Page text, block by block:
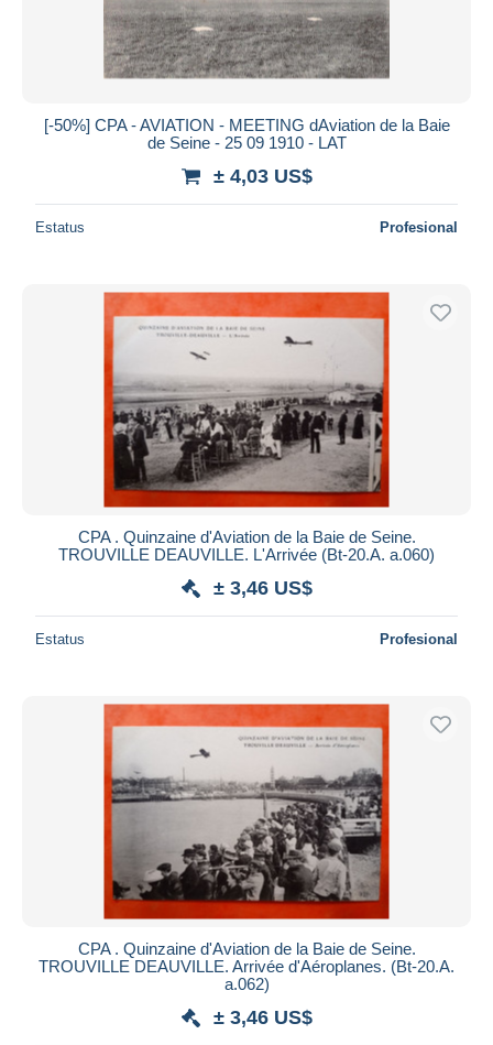
[-50%] CPA - AVIATION - MEETING dAviation de la Baie
de Seine - 25 09 1910 - LAT
± 4,03 US$
Estatus Profesional
CPA . Quinzaine d'Aviation de la Baie de Seine.
TROUVILLE DEAUVILLE. L'Arrivée (Bt-20.A. a.060)
± 3,46 US$
Estatus Profesional
CPA . Quinzaine d'Aviation de la Baie de Seine.
TROUVILLE DEAUVILLE. Arrivée d'Aéroplanes. (Bt-20.A.
a.062)
± 3,46 US$